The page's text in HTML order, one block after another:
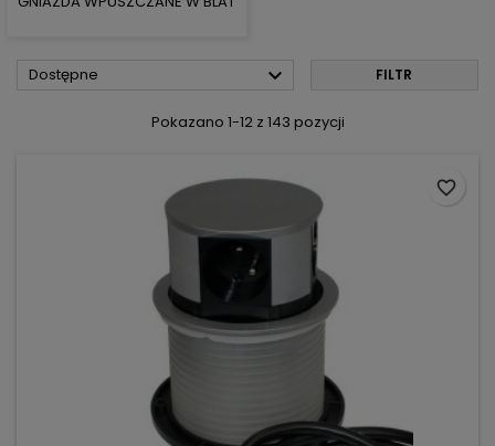
Dostępne  FILTR
Pokazano 1-12 z 143 pozycji
favorite_border